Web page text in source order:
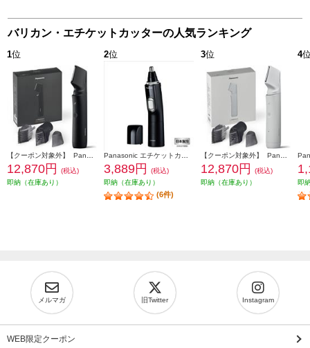
バリカン・エチケットカッターの人気ランキング
1位
12,870円
(税込)
即納（在庫あり）
2位
3,889円
(税込)
即納（在庫あり）
(6件)
3位
12,870円
(税込)
即納（在庫あり）
4
即
メルマガ 旧Twitter Instagram
WEB限定クーポン